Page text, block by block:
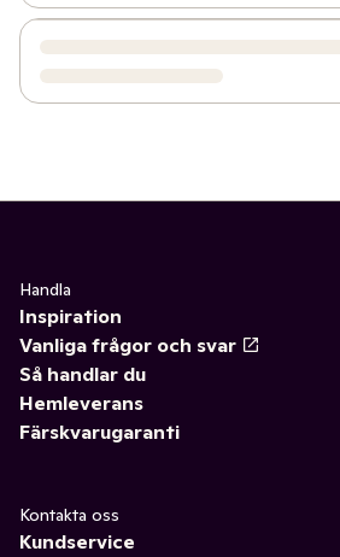
Handla
Inspiration
Vanliga frågor och svar
Så handlar du
Hemleverans
Färskvarugaranti
Kontakta oss
Kundservice